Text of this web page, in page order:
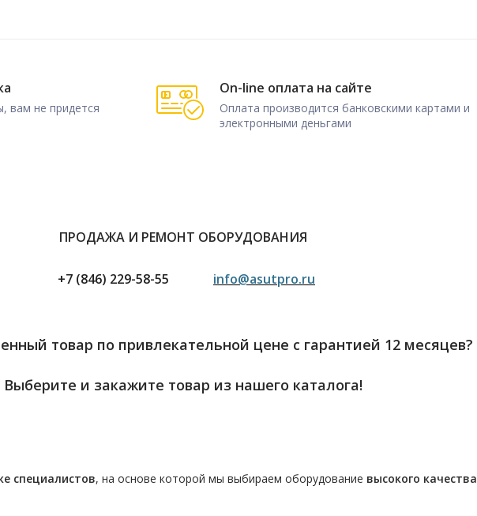
вам не придется
On-line оплата на сайте
Оплата производится банковскими картами и
электронными деньгами
ПРОДАЖА И РЕМОНТ ОБОРУДОВАНИЯ
+7 (846) 229-58-55 info@asutpro.ru
товар по привлекательной цене с гарантией 12 месяцев?
Выберите и закажите товар из нашего каталога!
специалистов, на основе которой мы выбираем оборудование высокого качества